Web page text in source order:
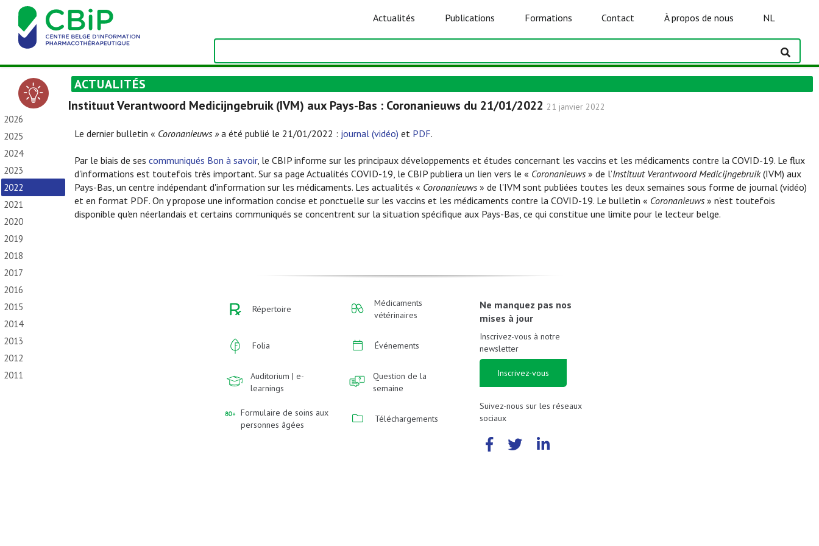
Actualités Publications Formations Contact À propos de nous NL
2026
2025
2024
2023
2022
2021
2020
2019
2018
2017
2016
2015
2014
2013
2012
2011
ACTUALITÉS
Instituut Verantwoord Medicijngebruik (IVM) aux Pays-Bas : Coronanieuws du 21/01/2022 21 janvier 2022
Le dernier bulletin « Coronanieuws » a été publié le 21/01/2022 : journal (vidéo) et PDF.
Par le biais de ses communiqués Bon à savoir, le CBIP informe sur les principaux développements et études concernant les vaccins et les médicaments contre la COVID-19. Le flux
d'informations est toutefois très important. Sur sa page Actualités COVID-19, le CBIP publiera un lien vers le « Coronanieuws » de l’Instituut Verantwoord Medicijngebruik(IVM) aux
Pays-Bas, un centre indépendant d'information sur les médicaments. Les actualités « Coronanieuws » de l'IVM sont publiées toutes les deux semaines sous forme de journal (vidéo)
et en format PDF. On y propose une information concise et ponctuelle sur les vaccins et les médicaments contre la COVID-19. Le bulletin « Coronanieuws » n'est toutefois
disponible qu'en néerlandais et certains communiqués se concentrent sur la situation spécifique aux Pays-Bas, ce qui constitue une limite pour le lecteur belge.
Répertoire
Folia
Auditorium | e-
learnings
Formulaire de soins aux
personnes âgées
Médicaments
vétérinaires
Événements
Question de la
semaine
Téléchargements
Ne manquez pas nos
mises à jour
Inscrivez-vous à notre
newsletter
Inscrivez-vous
Suivez-nous sur les réseaux
sociaux